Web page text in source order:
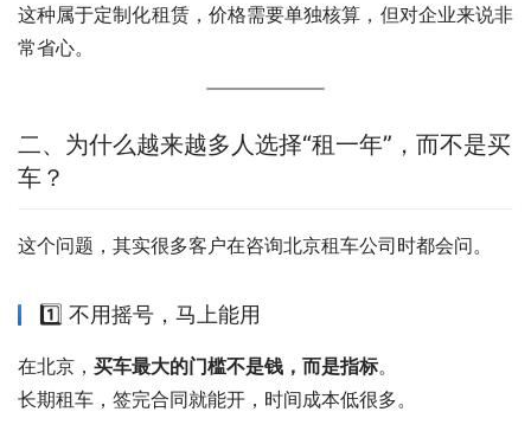
这种属于定制化租赁，价格需要单独核算，但对企业来说非
常省心。
二、为什么越来越多人选择“租一年”，而不是买
车？
这个问题，其实很多客户在咨询北京租车公司时都会问。
1️⃣ 不用摇号，马上能用
在北京， 买车最大的门槛不是钱，而是指标。
长期租车，签完合同就能开，时间成本低很多。